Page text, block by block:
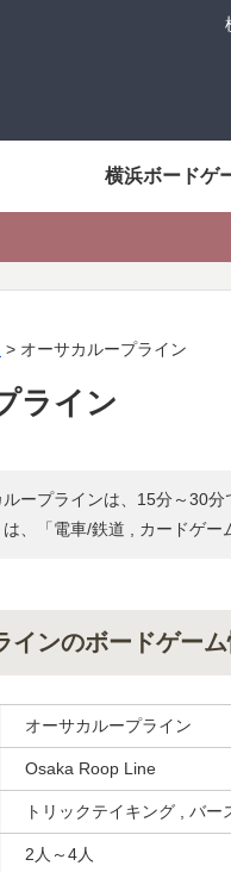
横浜ボードゲ
> オーサカループライン
ライン
ループラインは、15分～30
は、「電車/鉄道 , カードゲー
インのボードゲー
オーサカループライン
Osaka Roop Line
トリックテイキング , バ
2人～4人